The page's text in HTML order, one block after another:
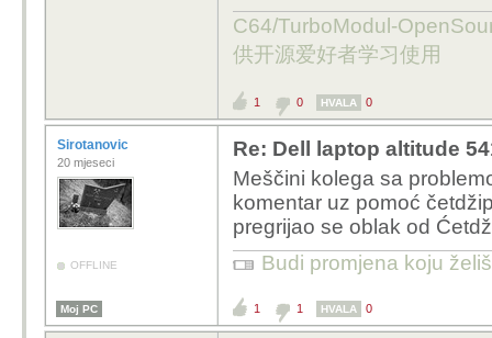
C64/TurboModul-
供开源爱好者学习使用
1 0 HVALA 0
Sirotanovic
20 mjeseci
OFFLINE
Re: Dell laptop altitude
Meščini kolega sa
komentar uz pomoć
pregrijao se oblak od
Budi promjena koju
Moj PC 1 1 HVALA 0